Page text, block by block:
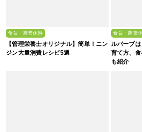
食育・農業体験
【管理栄養士オリジナル】簡単！ニン
ジン大量消費レシピ5選
食育・農業
ルバーブは
育て方、
も紹介